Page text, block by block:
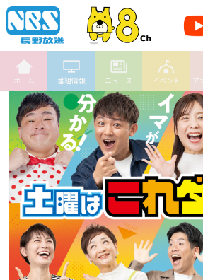
ホーム 番組情報 ニュース イベント ア